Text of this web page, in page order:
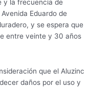
y la frecuencia de
Eduardo de
y se espera que
entre veinte y 30 años
que el Aluzinc
daños por el uso y